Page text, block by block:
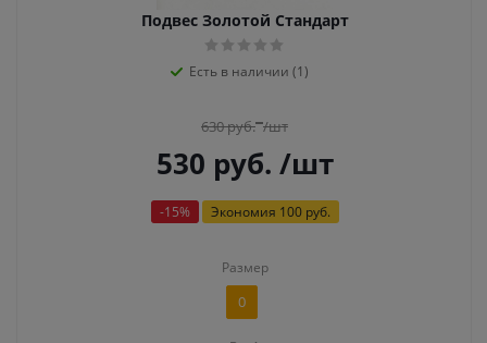
Подвес Золотой Стандарт
Есть в наличии (1)
630руб. /шт
530 руб. /шт
-15% Экономия 100 руб.
Размер
0